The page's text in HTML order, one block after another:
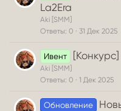
La2Era
Aki [SMM]
Ответы 0 31 Дек 2025
Ивент
Aki [SMM]
Ответы 0 1 Дек 2025
Обновление